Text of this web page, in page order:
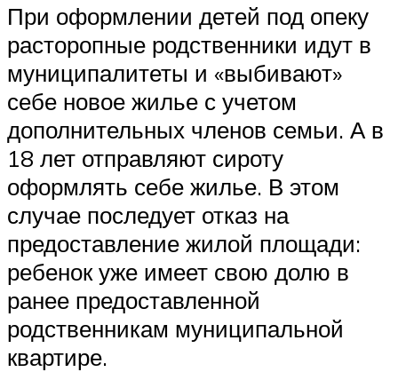
При оформлении детей под опеку
расторопные родственники идут в
муниципалитеты и «выбивают»
себе новое жилье с учетом
дополнительных членов семьи. А в
18 лет отправляют сироту
оформлять себе жилье. В этом
случае последует отказ на
предоставление жилой площади:
ребенок уже имеет свою долю в
ранее предоставленной
родственникам муниципальной
квартире.